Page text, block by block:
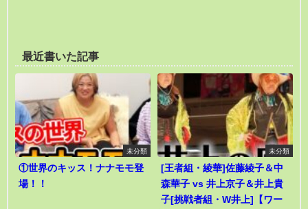
最近書いた記事
未分類
①世界のキッス！ナナモモ登
場！！
未分類
[王者組・綾華]佐藤綾子＆中
森華子 vs 井上京子＆井上貴
子[挑戦者組・W井上]【ワー